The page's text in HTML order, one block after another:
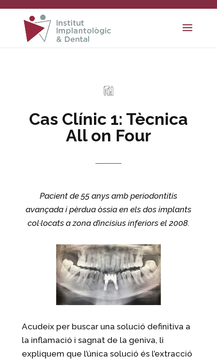
Cas Clínic 1: Tècnica
All on Four
Pacient de 55 anys amb periodontitis
avançada i pèrdua òssia en els dos implants
col·locats a zona d’incisius inferiors el 2008.
Acudeix per buscar una solució definitiva a
la inflamació i sagnat de la geniva, li
expliquem que l’única solució és l’extracció